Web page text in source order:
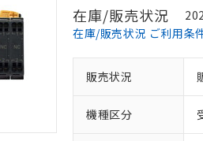
在庫/販売状況
在庫/販売状況 ご利用条
販売状況
機種区分